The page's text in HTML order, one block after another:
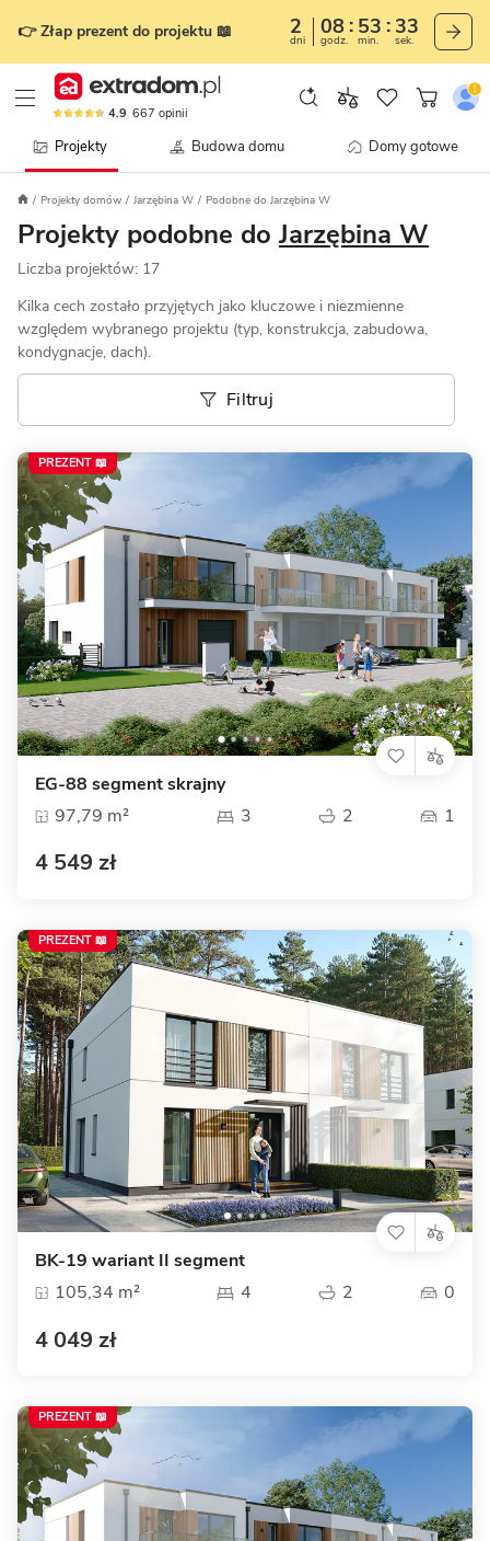
👉 Złap prezent do projektu 📖 2
dni
08
godz.
53
min.
31
sek.
4.9 667 opinii
Projekty Budowa domu Domy gotowe
Projekty domów Jarzębina W Podobne do Jarzębina W
Projekty podobne do Jarzębina W
Liczba projektów: 17
Kilka cech zostało przyjętych jako kluczowe i niezmienne
względem wybranego projektu (typ, konstrukcja, zabudowa,
kondygnacje, dach).
Filtruj
EG-88 segment skrajny
97,79 m²
3 2 1
4 549 zł
PREZENT 📖
BK-19 wariant II segment
105,34 m²
4 2 0
4 049 zł
PREZENT 📖
PREZENT 📖